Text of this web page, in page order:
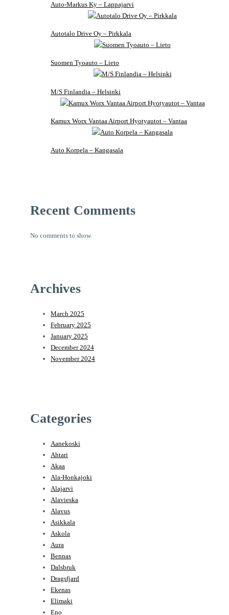
Auto-Markus Ky – Lappajarvi
Autotalo Drive Oy – Pirkkala
Suomen Tyoauto – Lieto
M/S Finlandia – Helsinki
Kamux Worx Vantaa Airport Hyotyautot – Vantaa
Auto Korpela – Kangasala
Recent Comments
No comments to show.
Archives
March 2025
February 2025
January 2025
December 2024
November 2024
Categories
Aanekoski
Ahtari
Akaa
Ala-Honkajoki
Alajarvi
Alavieska
Alavus
Asikkala
Askola
Aura
Bennas
Dalsbruk
Dragsfjard
Ekenas
Elimaki
Eno